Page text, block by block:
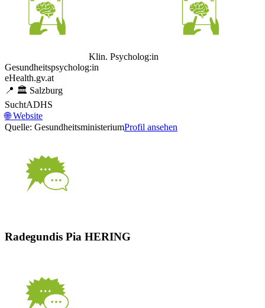
Klin. Psycholog:in
Gesundheitspsycholog:in
eHealth.gv.at
📍 🏛️ Salzburg
SuchtADHS
🌐Website
Quelle: GesundheitsministeriumProfil ansehen
Radegundis Pia HERING